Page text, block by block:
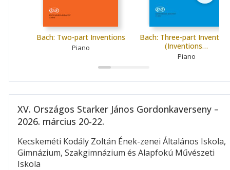
Bach: Two-part Inventions
Piano
Bach: Three-part
(Inventions…
Piano
XV. Országos Starker János Gordonkaverseny –
2026. március 20-22.
Kecskeméti Kodály Zoltán Ének-zenei Általános Iskola,
Gimnázium, Szakgimnázium és Alapfokú Művészeti
Iskola